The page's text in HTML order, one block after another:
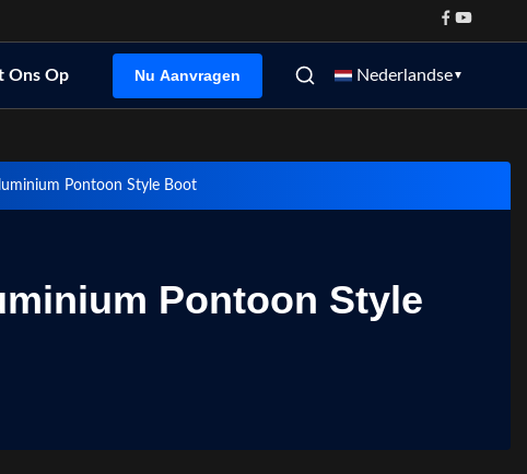
Ons Op Nu Aanvragen Nederlandse ▼
Pontoon Style Boot
Pontoon Style